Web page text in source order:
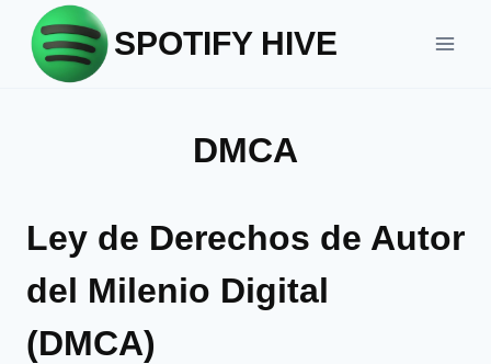
content
SPOTIFY HIVE
DMCA
Ley de Derechos de Autor
del Milenio Digital
(DMCA)